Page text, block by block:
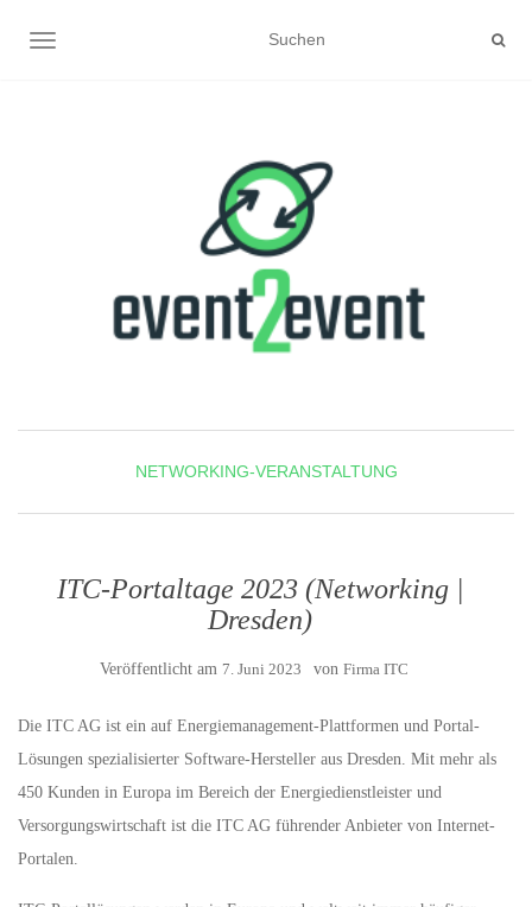
NAVIGATION UMSCHALTEN
NETWORKING-VERANSTALTUNG
ITC-Portaltage 2023 (Networking |
Dresden)
Veröffentlicht am 7. Juni 2023 von Firma ITC
Die ITC AG ist ein auf Energiemanagement-Plattformen und Portal-
Lösungen spezialisierter Software-Hersteller aus Dresden. Mit mehr als
450 Kunden in Europa im Bereich der Energiedienstleister und
Versorgungswirtschaft ist die ITC AG führender Anbieter von Internet-
Portalen.